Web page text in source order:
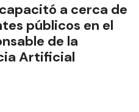
a cerca de
públicos en el
de la
Artificial